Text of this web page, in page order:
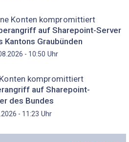
Konten kompromittiert
auf Sharepoint-Server
Kantons Graubünden
- 10:50 Uhr
kompromittiert
auf Sharepoint-
des Bundes
- 11:23 Uhr